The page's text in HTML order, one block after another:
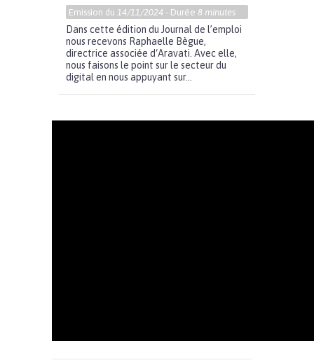
Emission du 14/11/2024 - Durée 8 minutes
Dans cette édition du Journal de l’emploi
nous recevons Raphaelle Bègue,
directrice associée d‘Aravati. Avec elle,
nous faisons le point sur le secteur du
digital en nous appuyant sur...